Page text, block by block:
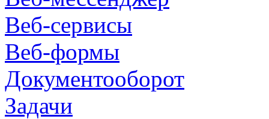
Веб-сервисы
Веб-формы
Документооборот
Задачи